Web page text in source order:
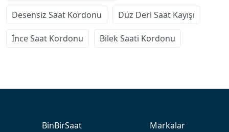
Desensiz Saat Kordonu Düz Deri Saat Kayışı
İnce Saat Kordonu Bilek Saati Kordonu
BinBirSaat Markalar